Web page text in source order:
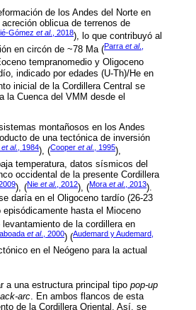
de los Andes del Norte en
oblicua de terrenos de
Gómez et al., 2018), lo que contribuyó al
en circón de ~78 Ma (Parra et al.,
tempranomedio y Oligoceno
indicado por edades (U-Th)/He en
inicial de la Cordillera Central se
la Cuenca del VMM desde el
montañosos en los Andes
de una tectónica de inversión
et al., 1984), (Cooper et al., 1995),
temperatura, datos sísmicos del
occidental de la presente Cordillera
), (Nie et al., 2012), (Mora et al., 2013).
daría en el Oligoceno tardío (26-23
hasta el Mioceno
de la cordillera en
et al., 2000) (Audemard y Audemard,
en el Neógeno para la actual
a una estructura principal tipo pop-up
arc . En ambos flancos de esta
de la Cordillera Oriental. Así, se